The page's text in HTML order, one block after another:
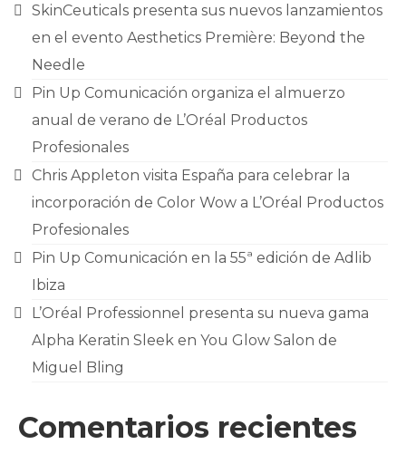
SkinCeuticals presenta sus nuevos lanzamientos
en el evento Aesthetics Première: Beyond the
Needle
Pin Up Comunicación organiza el almuerzo
anual de verano de L’Oréal Productos
Profesionales
Chris Appleton visita España para celebrar la
incorporación de Color Wow a L’Oréal Productos
Profesionales
Pin Up Comunicación en la 55ª edición de Adlib
Ibiza
L’Oréal Professionnel presenta su nueva gama
Alpha Keratin Sleek en You Glow Salon de
Miguel Bling
Comentarios recientes